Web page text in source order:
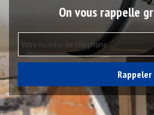
On vous rappelle